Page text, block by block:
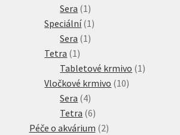
Sera 1 1
produkt
Speciální 1 1
Sera 1 1
Tetra 1 1
produkt
Tabletové krmivo 1 1
Vločkové krmivo 1010
Sera 44
produkty
Tetra 66
produktů
Péče o akvárium 22